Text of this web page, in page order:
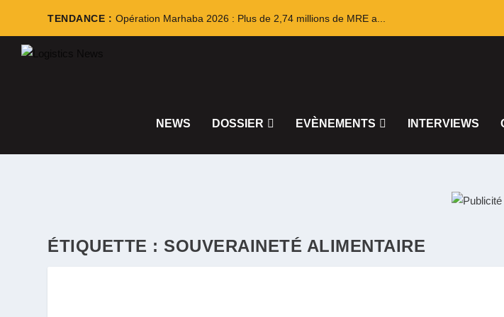
TENDANCE : Opération Marhaba 2026 : Plus de 2,74 millions de MRE a...
NEWS DOSSIER EVÈNEMENTS INTERVIEWS
ÉTIQUETTE : SOUVERAINETÉ ALIMENTAIRE